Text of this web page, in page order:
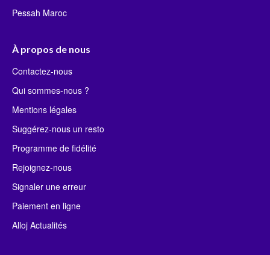
Pessah Maroc
À propos de nous
Contactez-nous
Qui sommes-nous ?
Mentions légales
Suggérez-nous un resto
Programme de fidélité
Rejoignez-nous
Signaler une erreur
Paiement en ligne
Alloj Actualités